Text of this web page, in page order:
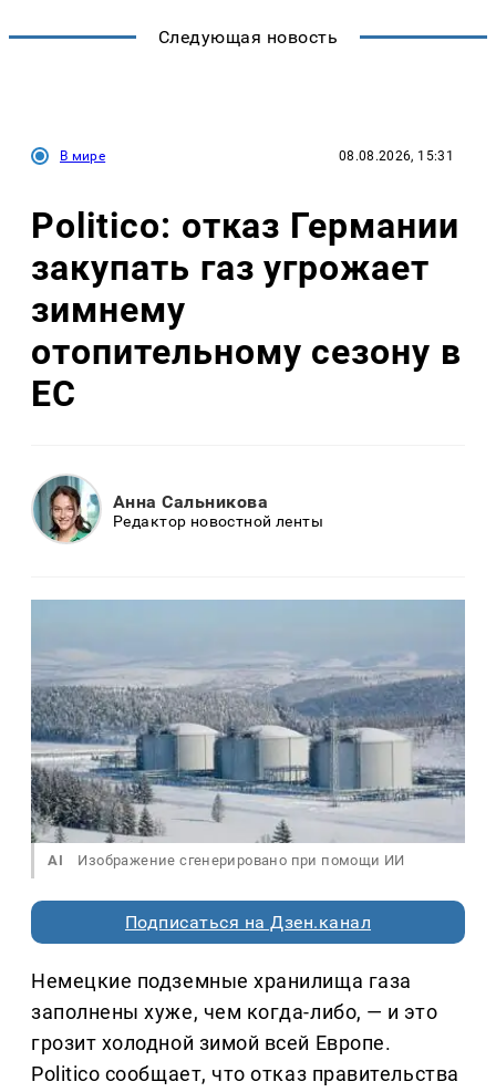
Следующая новость
В мире 08.08.2026, 15:31
Politico: отказ Германии
закупать газ угрожает
зимнему
отопительному сезону в
ЕС
Анна Сальникова
Редактор новостной ленты
AI Изображение сгенерировано при помощи ИИ
Подписаться на Дзен.канал
Немецкие подземные хранилища газа
заполнены хуже, чем когда-либо, — и это
грозит холодной зимой всей Европе.
Politico сообщает, что отказ правительства